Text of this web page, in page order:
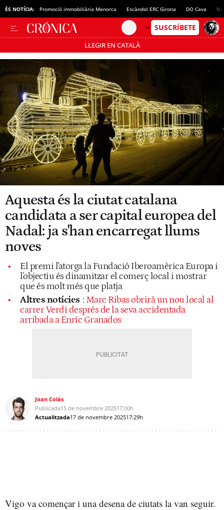
ÉS NOTÍCIA: Promoció immobiliària Menorca Escàndol ERC Girona DO Cava
LLEGIR EN CATALÀ
Passa’t al mode estalvi
Aquesta és la ciutat catalana
candidata a ser capital europea del
Nadal: ja s'han encarregat llums
noves
El premi l'atorga la Fundació Iberoamèrica Europa i
l'objectiu és dinamitzar el comerç local i mostrar
que és molt més que platja
Altres notícies : Marc Ribas obrirà un nou local al
carrer Verdi després de la seva accidentada
arribada a Enric Granados
Joan Colás
Publicada15 de novembre 202517:00h
Actualitzada17 de novembre 202517:29h
Vigo va començar i una desena de ciutats la van seguir.